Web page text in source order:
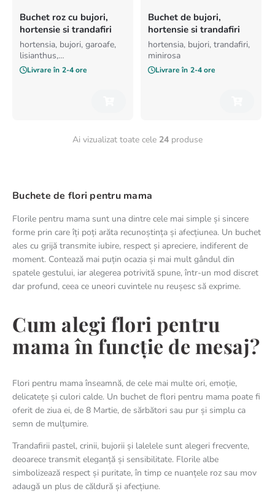
Buchet roz cu bujori,
hortensie si trandafiri
hortensia, bujori, garoafe,
lisianthus,
trandafiri,minirosa, garoafe
Livrare în 2-4 ore
Buchet de bujori,
hortensie si trandafiri
hortensia, bujori, trandafiri,
minirosa
Livrare în 2-4 ore
Ai vizualizat toate cele 24 produse
Buchete de flori pentru mama
Florile pentru mama sunt una dintre cele mai simple și sincere
forme prin care îți poți arăta recunoștința și afecțiunea. Un buchet
ales cu grijă transmite iubire, respect și apreciere, indiferent de
moment. Contează mai puțin ocazia și mai mult gândul din
spatele gestului, iar alegerea potrivită spune, într-un mod discret
dar profund, ceea ce uneori cuvintele nu reușesc să exprime.
Cum alegi flori pentru
mama în funcție de mesaj?
Flori pentru mama înseamnă, de cele mai multe ori, emoție,
delicatețe și culori calde. Un buchet de flori pentru mama poate fi
oferit de ziua ei, de 8 Martie, de sărbători sau pur și simplu ca
semn de mulțumire.
Trandafirii pastel, crinii, bujorii și lalelele sunt alegeri frecvente,
deoarece transmit eleganță și sensibilitate. Florile albe
simbolizează respect și puritate, în timp ce nuanțele roz sau mov
adaugă un plus de căldură și afecțiune.